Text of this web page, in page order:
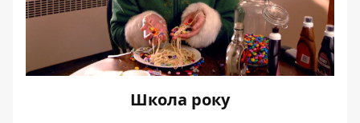
Школа року